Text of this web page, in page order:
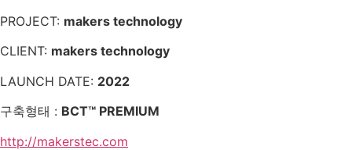
PROJECT: makers technology
CLIENT: makers technology
LAUNCH DATE: 2022
구축형태 : BCT™ PREMIUM
http://makerstec.com